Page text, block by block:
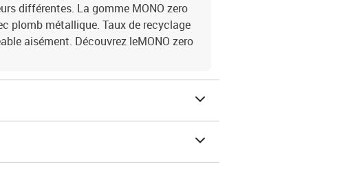
différentes. La gomme MONO zero
plomb métallique. Taux de recyclage
aisément. Découvrez leMONO zero